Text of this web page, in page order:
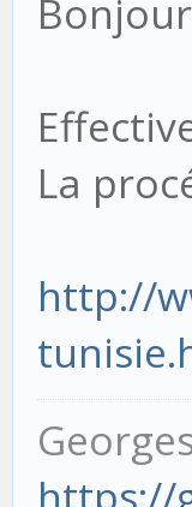
La
http://